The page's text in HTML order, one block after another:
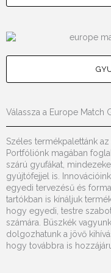
Válassza a Europe Match
Széles termékpalettánk
Portfóliónk magában
szárú gyufákat,
gyújtófejjel is.
egyedi tervezésű és
tartókban is kínáljuk
hogy egyedi, testre
számára. Büszkék
dolgozhatunk a jövő
hogy továbbra is